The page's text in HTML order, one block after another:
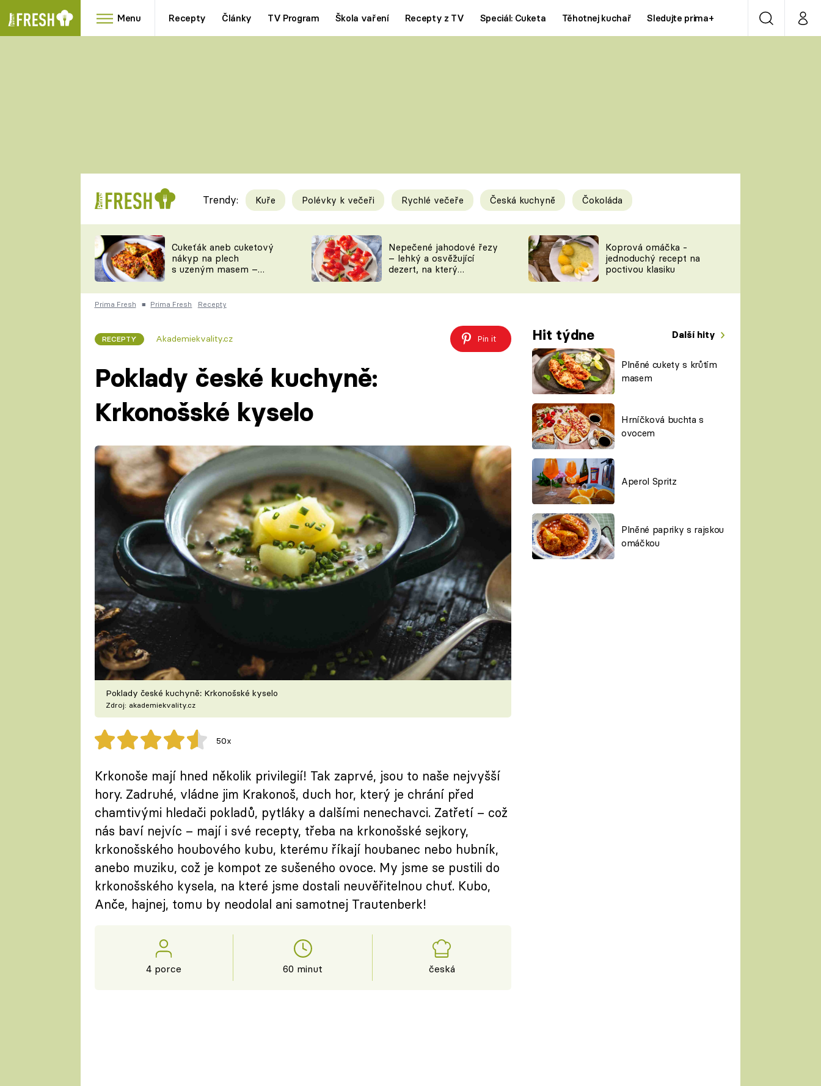
Menu Recepty Články TV Program Škola vaření Recepty z TV Speciál: Cuketa Těhotnej kuchař Sledujte prima+ VyhledáváníMůj
RYCHLOVKY
Videorecepty
TEĎ VAŘÍ ŠÉF!
ČESKO NA TALÍŘI
KUCHAŘKA
Tipy a triky
KAM ZA JÍDLEM
VYCHYTÁVKY
Novinky
ŠÉFREDAKTORKY
ČASOPIS
Prima LAJK
Sledujte nás
Trendy: Kuře Polévky k večeři Rychlé večeře Česká kuchyně Čokoláda
Cukeťák aneb cuketový
nákyp na plech
s uzeným masem –
zpracovat přerostlé
cukety
Nepečené jahodové řezy
– lehký a osvěžující
dezert, na který
Koprová omáčka -
jednoduchý recept na
poctivou klasiku
Prima Fresh ■ Prima Fresh Recepty
RECEPTY Akademiekvality.cz Pin it Hit týdne Další hity
Plněné cukety s krůtím
masem
Hrníčková buchta s
ovocem
Aperol Spritz
Plněné papriky s rajskou
omáčkou
Poklady české kuchyně:
Krkonošské kyselo
Poklady české kuchyně: Krkonošské kyselo
Zdroj: akademiekvality.cz
50x
Krkonoše mají hned několik privilegií! Tak zaprvé, jsou to naše nejvyšší
hory. Zadruhé, vládne jim Krakonoš, duch hor, který je chrání před
chamtivými hledači pokladů, pytláky a dalšími nenechavci. Zatřetí – což
nás baví nejvíc – mají i své recepty, třeba na krkonošské sejkory,
krkonošského houbového kubu, kterému říkají houbanec nebo hubník,
anebo muziku, což je kompot ze sušeného ovoce. My jsme se pustili do
krkonošského kysela, na které jsme dostali neuvěřitelnou chuť. Kubo,
Anče, hajnej, tomu by neodolal ani samotnej Trautenberk!
4 porce 60 minut česká